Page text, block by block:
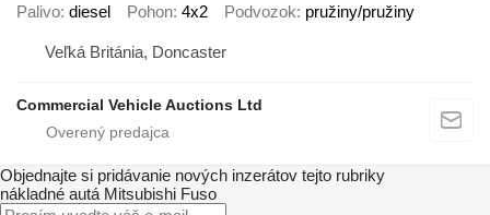
Palivo diesel Pohon 4x2 Podvozok pružiny/pružiny
Veľká Británia, Doncaster
Commercial Vehicle Auctions Ltd
Objednajte si pridávanie nových inzerátov tejto rubriky
nákladné autá Mitsubishi Fuso